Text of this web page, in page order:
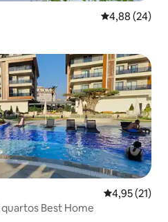
4,88 de uma
4,88 (24)
4,95 de uma
4,95 (21)
Best Home